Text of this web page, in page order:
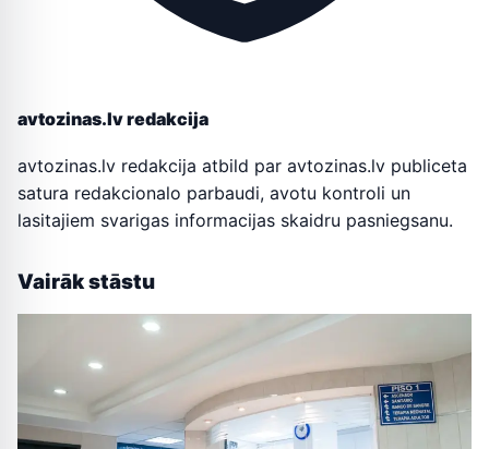
avtozinas.lv redakcija
avtozinas.lv redakcija atbild par avtozinas.lv publiceta
satura redakcionalo parbaudi, avotu kontroli un
lasitajiem svarigas informacijas skaidru pasniegsanu.
Vairāk stāstu